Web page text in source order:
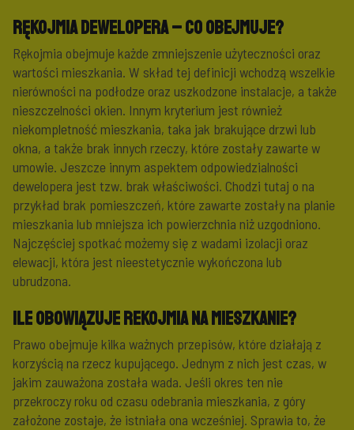
Rękojmia dewelopera – co obejmuje?
Rękojmia obejmuje każde zmniejszenie użyteczności oraz
wartości mieszkania. W skład tej definicji wchodzą wszelkie
nierówności na podłodze oraz uszkodzone instalacje, a także
nieszczelności okien. Innym kryterium jest również
niekompletność mieszkania, taka jak brakujące drzwi lub
okna, a także brak innych rzeczy, które zostały zawarte w
umowie. Jeszcze innym aspektem odpowiedzialności
dewelopera jest tzw. brak właściwości. Chodzi tutaj o na
przykład brak pomieszczeń, które zawarte zostały na planie
mieszkania lub mniejsza ich powierzchnia niż uzgodniono.
Najczęściej spotkać możemy się z wadami izolacji oraz
elewacji, która jest nieestetycznie wykończona lub
ubrudzona.
Ile obowiązuje rekojmia na mieszkanie?
Prawo obejmuje kilka ważnych przepisów, które działają z
korzyścią na rzecz kupującego. Jednym z nich jest czas, w
jakim zauważona została wada. Jeśli okres ten nie
przekroczy roku od czasu odebrania mieszkania, z góry
założone zostaje, że istniała ona wcześniej. Sprawia to, że